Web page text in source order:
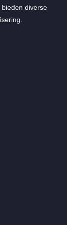
diverse